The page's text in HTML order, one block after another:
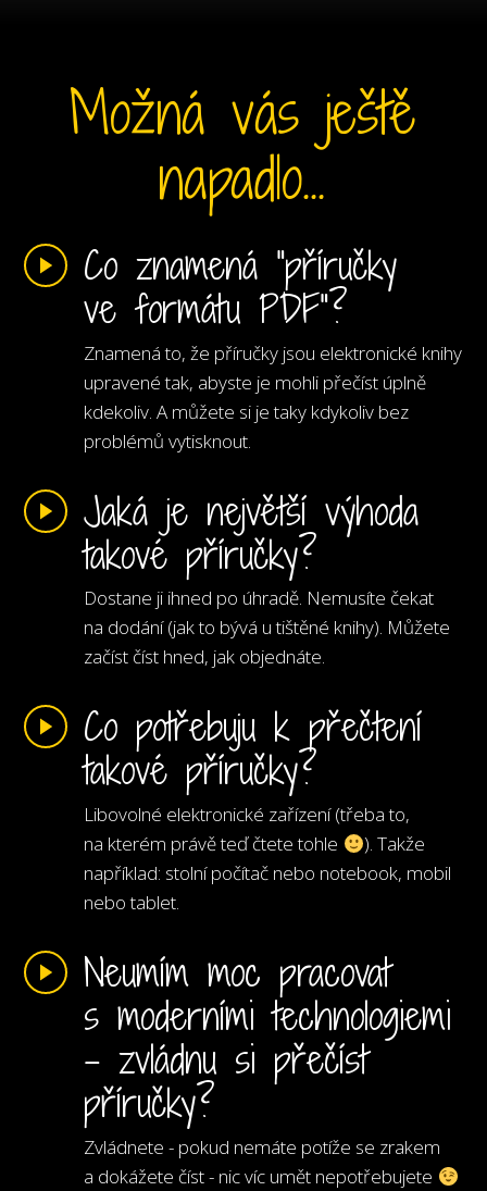
Možná vás ještě
napadlo...
Co znamená "příručky
ve formátu PDF"?
Znamená to, že příručky jsou elektronické knihy
upravené tak, abyste je mohli přečíst úplně
kdekoliv. A můžete si je taky kdykoliv bez
problémů vytisknout.
Jaká je největší výhoda
takové příručky?
Dostane ji ihned po úhradě. Nemusíte čekat
na dodání (jak to bývá u tištěné knihy). Můžete
začíst číst hned, jak objednáte.
Co potřebuju k přečtení
takové příručky?
Libovolné elektronické zařízení (třeba to,
na kterém právě teď čtete tohle
). Takže
například: stolní počítač nebo notebook, mobil
nebo tablet.
Neumím moc pracovat
s moderními technologiemi
- zvládnu si přečíst
příručky?
Zvládnete - pokud nemáte potíže se zrakem
a dokážete číst - nic víc umět nepotřebujete